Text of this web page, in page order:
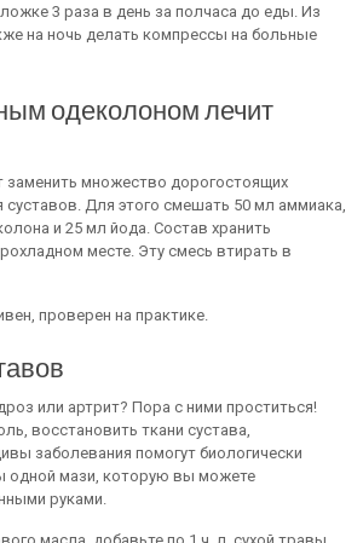
3 раза в день за полчаса до еды. Из
на ночь делать компрессы на больные
одеколоном лечит
заменить множество дорогостоящих
суставов. Для этого смешать 50 мл аммиака,
и 25 мл йода. Состав хранить
месте. Эту смесь втирать в
проверен на практике.
или артрит? Пора с ними проститься!
восстановить ткани сустава,
заболевания помогут биологически
одной мази, которую вы можете
руками.